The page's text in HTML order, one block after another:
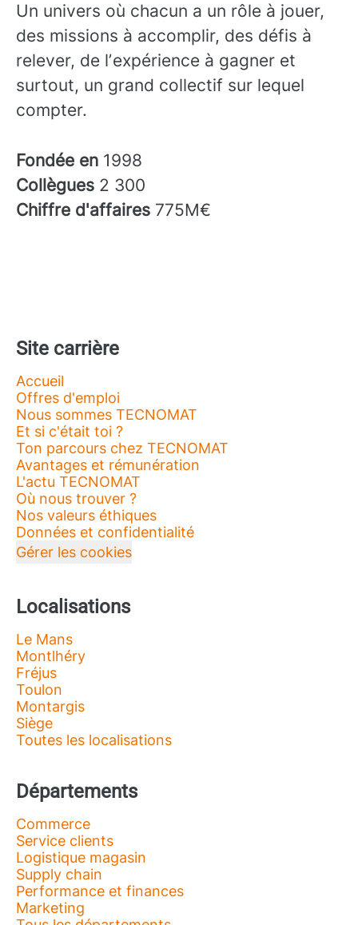
Un univers où chacun a un rôle à jouer,
des missions à accomplir, des défis à
relever, de lʼexpérience à gagner et
surtout, un grand collectif sur lequel
compter.
Fondée en 1998
Collègues 2 300
Chiffre d'affaires 775M€
Site carrière
Accueil
Offres d'emploi
Nous sommes TECNOMAT
Et si c'était toi ?
Ton parcours chez TECNOMAT
Avantages et rémunération
L'actu TECNOMAT
Où nous trouver ?
Nos valeurs éthiques
Données et confidentialité
Gérer les cookies
Localisations
Le Mans
Montlhéry
Fréjus
Toulon
Montargis
Siège
Toutes les localisations
Départements
Commerce
Service clients
Logistique magasin
Supply chain
Performance et finances
Marketing